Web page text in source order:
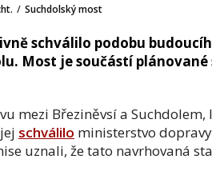
/ Suchdolský most
schválilo podobu
Most je součástí plánované
mezi Březiněvsí a Suchdolem,
schválilo ministerstvo
uznali, že tato navrhovaná